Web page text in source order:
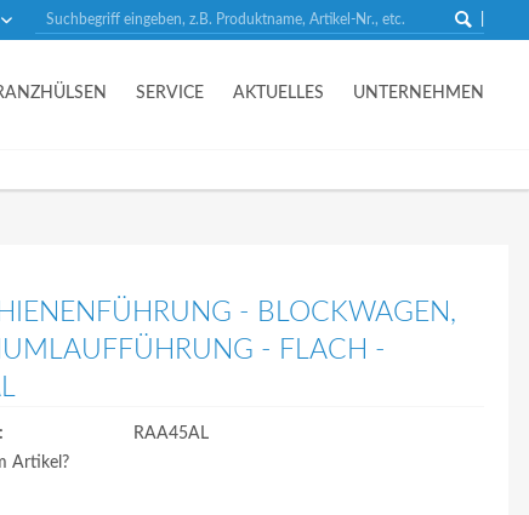
SERVICE AKTUELLES UNTERNEHMEN
- BLOCKWAGEN,
- FLACH -
RAA45AL
Artikel?